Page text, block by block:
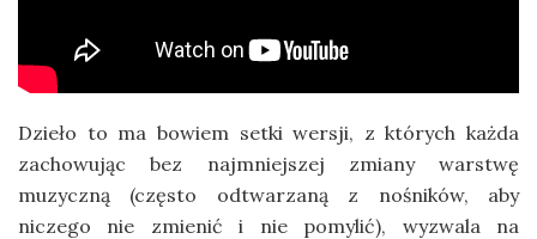
Dzieło to ma bowiem setki wersji, z których każda
zachowując bez najmniejszej zmiany warstwę
muzyczną (często odtwarzaną z nośników, aby
niczego nie zmienić i nie pomylić), wyzwala na